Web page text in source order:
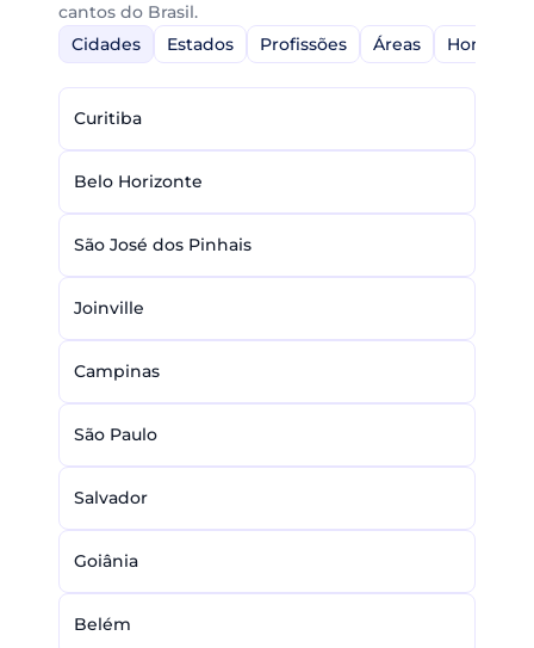
cantos do Brasil.
Cidades
Estados Profissões Áreas Home-
Curitiba
Belo Horizonte
São José dos Pinhais
Joinville
Campinas
São Paulo
Salvador
Goiânia
Belém